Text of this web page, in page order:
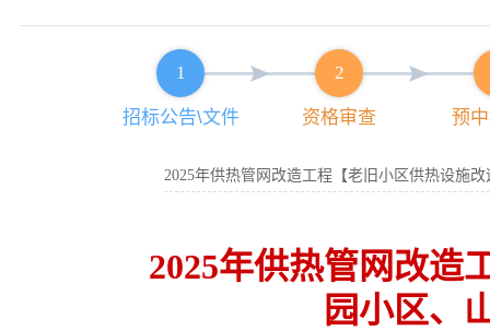
1
招标公告\文件
2
资格审查 预
2025年供热管网改造工程【老旧小区供热设施
2025年供热管网改造
园小区、